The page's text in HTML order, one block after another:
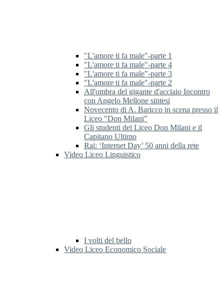
"L'amore ti fa male"-parte 1
"L'amore ti fa male"-parte 4
"L'amore ti fa male"-parte 3
"L'amore ti fa male"-parte 2
All'ombra del gigante d'acciaio Incontro
con Angelo Mellone sintesi
Novecento di A. Baricco in scena presso il
Liceo "Don Milani"
Gli studenti del Liceo Don Milani e il
Capitano Ultimo
Rai: ‘Internet Day’ 50 anni della rete
Video Liceo Linguistico
I volti del bello
Video Liceo Economico Sociale